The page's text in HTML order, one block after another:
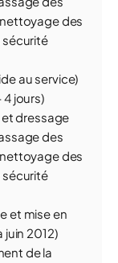
des
sécurité
au service)
4 jours)
et dressage
des
des
sécurité
et mise en
juin 2012)
de la